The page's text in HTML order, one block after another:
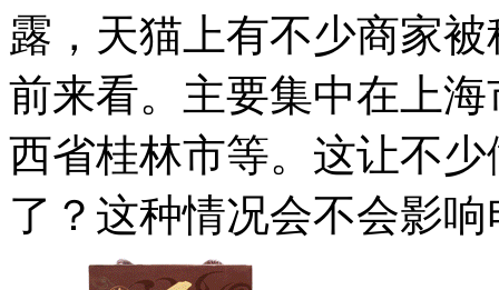
露，天猫上有不少商家
前来看。主要集中在上
西省桂林市等。这让不
了？这种情况会不会影